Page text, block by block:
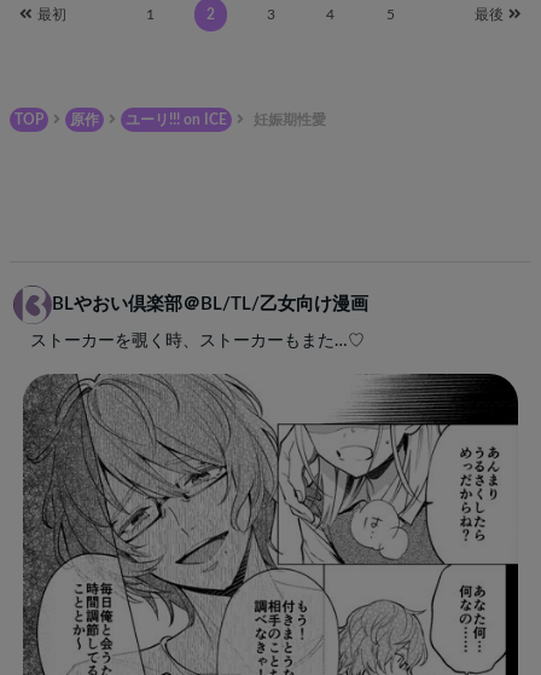
最初 1 2 3 4 5 最後
TOP 原作 ユーリ!!! on ICE 妊娠期性愛
BLやおい倶楽部＠BL/TL/乙女向け漫画
ストーカーを覗く時、ストーカーもまた…♡